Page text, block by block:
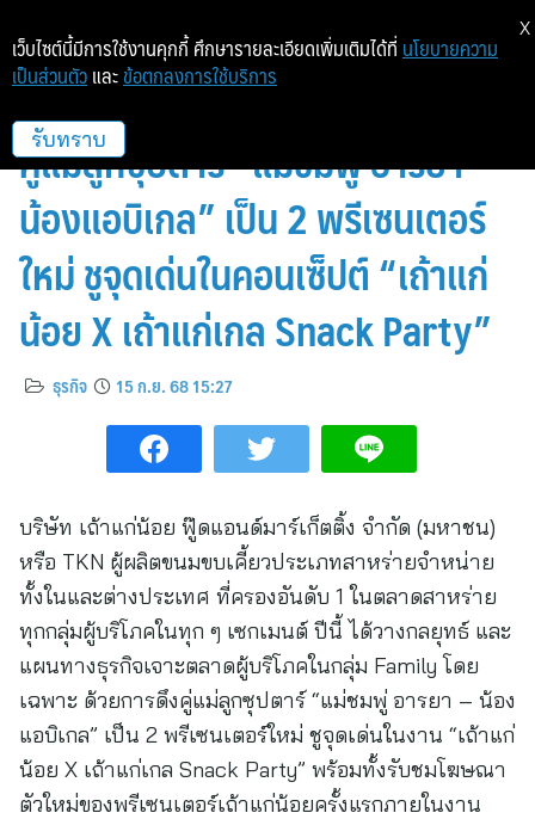
“เถ้าแก่น้อย” เจาะกลุ่ม Family ดึง
คู่แม่ลูกซุปตาร์ “แม่ชมพู่ อารยา –
น้องแอบิเกล” เป็น 2 พรีเซนเตอร์
ใหม่ ชูจุดเด่นในคอนเซ็ปต์ “เถ้าแก่
น้อย X เถ้าแก่เกล Snack Party”
ธุรกิจ 15 ก.ย. 68 15:27
บริษัท เถ้าแก่น้อย ฟู๊ดแอนด์มาร์เก็ตติ้ง จำกัด (มหาชน)
หรือ TKN ผู้ผลิตขนมขบเคี้ยวประเภทสาหร่ายจำหน่าย
ทั้งในและต่างประเทศ ที่ครองอันดับ 1 ในตลาดสาหร่าย
ทุกกลุ่มผู้บริโภคในทุก ๆ เซกเมนต์ ปีนี้ ได้วางกลยุทธ์ และ
แผนทางธุรกิจเจาะตลาดผู้บริโภคในกลุ่ม Family โดย
เฉพาะ ด้วยการดึงคู่แม่ลูกซุปตาร์ “แม่ชมพู่ อารยา – น้อง
แอบิเกล” เป็น 2 พรีเซนเตอร์ใหม่ ชูจุดเด่นในงาน “เถ้าแก่
น้อย X เถ้าแก่เกล Snack Party” พร้อมทั้งรับชมโฆษณา
ตัวใหม่ของพรีเซนเตอร์เถ้าแก่น้อยครั้งแรกภายในงาน
เว็บไซต์นี้มีการใช้งานคุกกี้ ศึกษารายละเอียดเพิ่มเติมได้ที่ นโยบายความ
เป็นส่วนตัว และ ข้อตกลงการใช้บริการ
รับทราบ
X